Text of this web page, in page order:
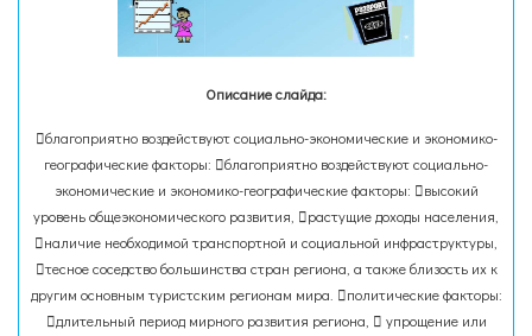
Описание слайда:
благоприятно воздействуют социально-экономические и экономико-
географические факторы: благоприятно воздействуют социально-
экономические и экономико-географические факторы: высокий
уровень общеэкономического развития, растущие доходы населения,
наличие необходимой транспортной и социальной инфраструктуры,
тесное соседство большинства стран региона, а также близость их к
другим основным туристским регионам мира. политические факторы:
длительный период мирного развития региона,  упрощение или